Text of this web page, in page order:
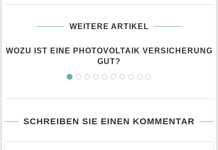
WEITERE ARTIKEL
WOZU IST EINE PHOTOVOLTAIK VERSICHERUNG
GUT?
SCHREIBEN SIE EINEN KOMMENTAR